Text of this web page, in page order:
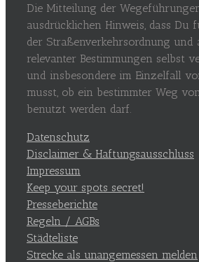
Die Mitteilung der
ausdrücklichen Hinweis, dass Du
der Straßenverkehrsordnung und
relevanter Bestimmungen selbst
und insbesondere im Einzelfall
musst, ob ein bestimmter Weg
benutzt werden darf.
Datenschutz
Disclaimer & Haftungsausschluss
Impressum
Keep your spots secret!
Presseberichte
Regeln / AGBs
Städteliste
Strecke als unangemessen melden